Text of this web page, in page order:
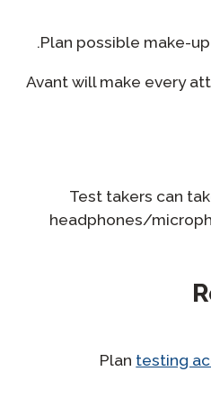
Plan possible make-
Avant will make every
Test takers can
headphones/
Plan testing